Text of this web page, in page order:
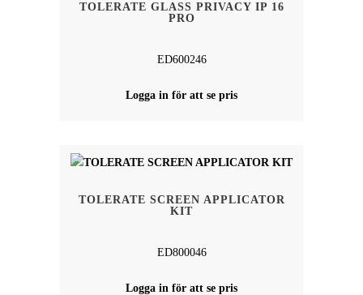
TOLERATE GLASS PRIVACY IP 16
PRO
ED600246
Logga in för att se pris
TOLERATE SCREEN APPLICATOR
KIT
ED800046
Logga in för att se pris